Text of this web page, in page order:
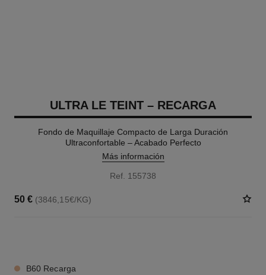
ULTRA LE TEINT – RECARGA
Fondo de Maquillaje Compacto de Larga Duración
Ultraconfortable – Acabado Perfecto
Más información
Ref. 155738
50 € (3846,15€/KG)
B60 Recarga